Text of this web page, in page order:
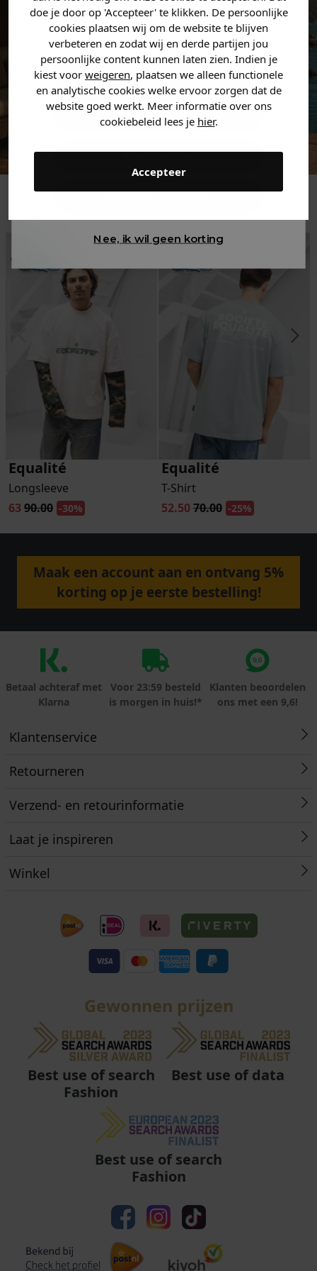
doe je door op 'Accepteer' te klikken. De persoonlijke
cookies plaatsen wij om de website te blijven
verbeteren en zodat wij en derde partijen jou
persoonlijke content kunnen laten zien. Indien je
kiest voor weigeren, plaatsen we alleen functionele
en analytische cookies welke ervoor zorgen dat de
website goed werkt. Meer informatie over ons
cookiebeleid lees je hier.
Accepteer
Equalité
Longsleeve
63 90.00 -30%
Equalité
T-Shirt
52.5070.00 -25%
Maak een account aan en ontvang 5%
korting op je eerste bestelling!
Betaal achteraf met
Klarna
Voor 23:59 besteld
is morgen in huis!*
Klanten beoordelen
ons met een 9,6!
Klantenservice
Retourneren
Verzend- en retourinformatie
Laat je inspireren
Winkel
Gewonnen prijzen
Best use of search
Fashion
Best use of data
Best use of search
Fashion
jouwkorting.
Heren kleding
Dames kleding
Kids kleding
Nee, ik wil geen korting